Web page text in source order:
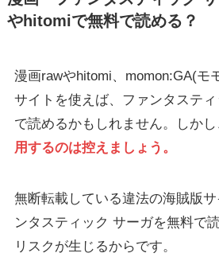
やhitomiで無料で読める？
漫画rawやhitomi、momon:GA(モ
サイトを使えば、ファンタステ
で読めるかもしれません。しかし
用するのは控えましょう。
無断転載している違法の海賊版
ンタスティック サーガを無料で
リスクが生じるからです。